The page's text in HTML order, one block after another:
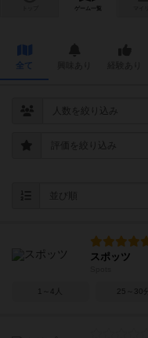
ゲーム一覧
全て
スポッツ
1～4人 25～30分